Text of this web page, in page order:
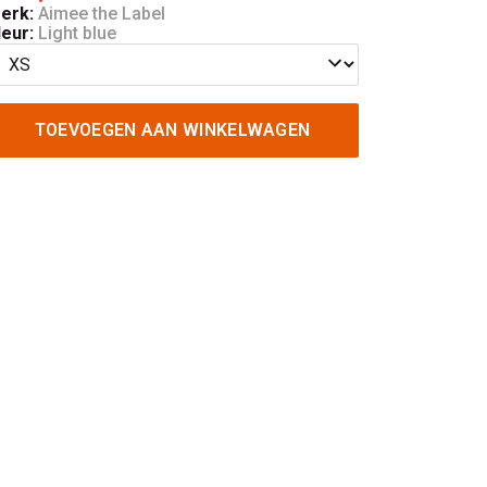
Aimee the Label
Light blue
TOEVOEGEN AAN WINKELWAGEN